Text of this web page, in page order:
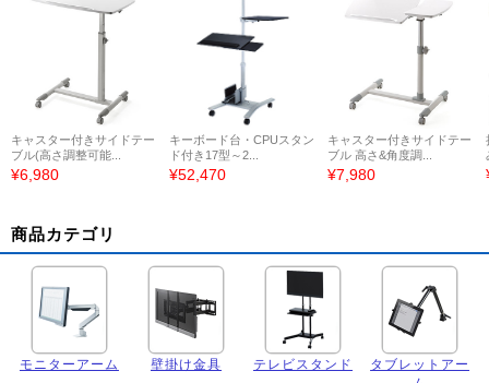
キャスター付きサイドテー
ブル(高さ調整可能...
¥6,980
キーボード台・CPUスタン
ド付き17型～2...
¥52,470
キャスター付きサイドテー
ブル 高さ&角度調...
¥7,980
商品カテゴリ
モニターアーム 壁掛け金具 テレビスタンド
タブレットアー